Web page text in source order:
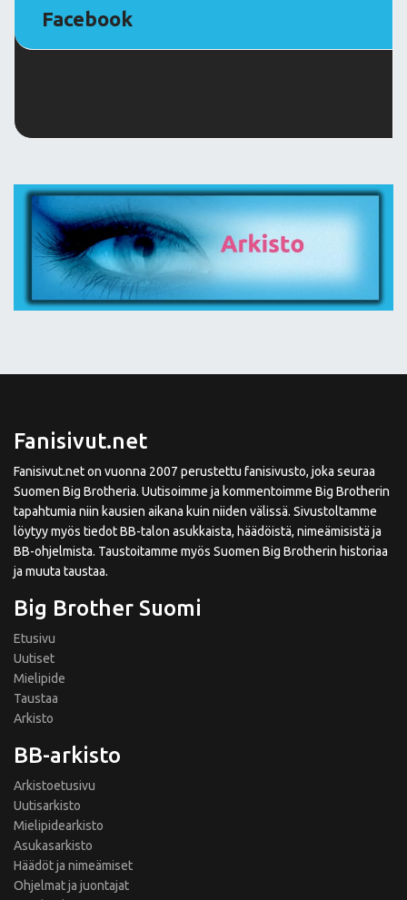
Facebook
Fanisivut.net
Fanisivut.net on vuonna 2007 perustettu fanisivusto, joka seuraa
Suomen Big Brotheria. Uutisoimme ja kommentoimme Big Brotherin
tapahtumia niin kausien aikana kuin niiden välissä. Sivustoltamme
löytyy myös tiedot BB-talon asukkaista, häädöistä, nimeämisistä ja
BB-ohjelmista. Taustoitamme myös Suomen Big Brotherin historiaa
ja muuta taustaa.
Big Brother Suomi
Etusivu
Uutiset
Mielipide
Taustaa
Arkisto
BB-arkisto
Arkistoetusivu
Uutisarkisto
Mielipidearkisto
Asukasarkisto
Häädöt ja nimeämiset
Ohjelmat ja juontajat